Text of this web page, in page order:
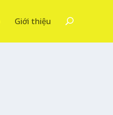
Giới thiệu